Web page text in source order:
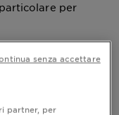
per
dell'Olio di Semi
pelle e lasciarla
partner, per
senza accettare